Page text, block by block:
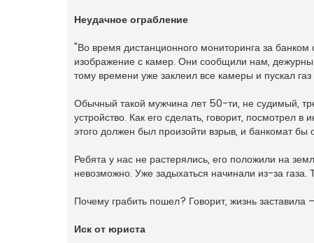
б
щ
н
и
е
Неудачное ограбление
"Во время дистанционного мониторинга за
изображение с камер. Они сообщили нам,
тому времени уже заклеил все камеры и пускал
Обычный такой мужчина лет 50-ти, не судимый,
устройство. Как его сделать, говорит, посмотрел
этого должен был произойти взрыв, и банкомат бы
Ребята у нас не растерялись, его положили на
невозможно. Уже задыхаться начинали из-за
Почему грабить пошел? Говорит, жизнь
Иск от юриста